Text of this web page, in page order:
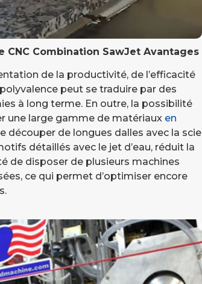
CNC Combination SawJet Avantages
de la productivité, de l’efficacité
peut se traduire par des
à long terme. En outre, la possibilité
une large gamme de matériaux en
découper de longues dalles avec la scie
détaillés avec le jet d’eau, réduit la
de disposer de plusieurs machines
ce qui permet d’optimiser encore